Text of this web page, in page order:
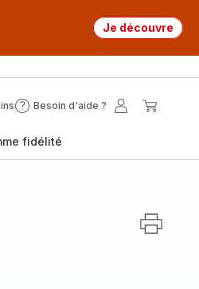
Je découvre
Besoin d'aide ?
Besoin
?
Mon
fidélité